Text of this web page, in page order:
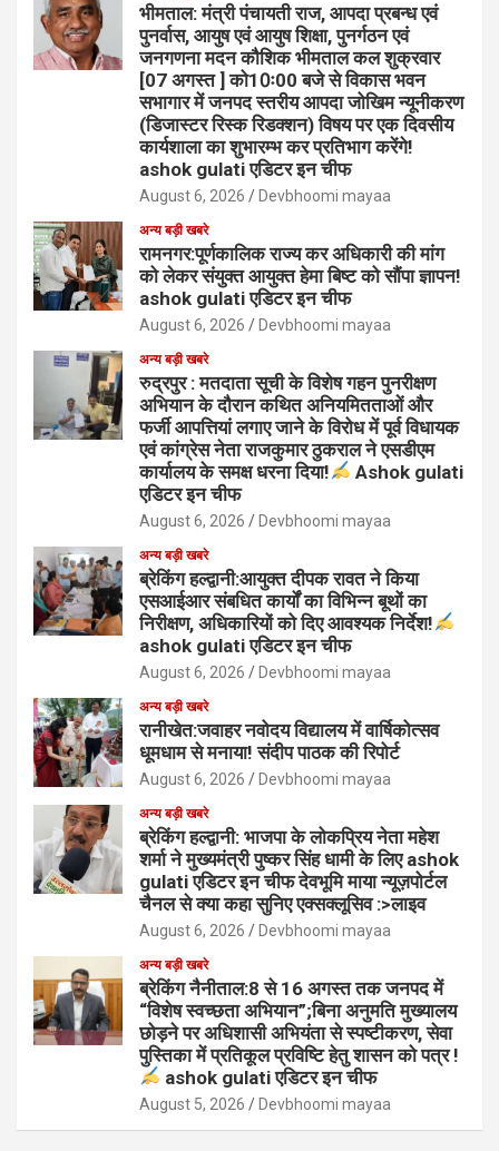
भीमताल: मंत्री पंचायती राज, आपदा प्रबन्ध एवं
पुनर्वास, आयुष एवं आयुष शिक्षा, पुनर्गठन एवं
जनगणना मदन कौशिक भीमताल कल शुक्रवार
[07 अगस्त ] को10ः00 बजे से विकास भवन
सभागार में जनपद स्तरीय आपदा जोखिम न्यूनीकरण
(डिजास्टर रिस्क रिडक्शन) विषय पर एक दिवसीय
कार्यशाला का शुभारम्भ कर प्रतिभाग करेंगे!
ashok gulati एडिटर इन चीफ
August 6, 2026 Devbhoomi mayaa
अन्य बड़ी खबरे
रामनगर:पूर्णकालिक राज्य कर अधिकारी की मांग
को लेकर संयुक्त आयुक्त हेमा बिष्ट को सौंपा ज्ञापन!
ashok gulati एडिटर इन चीफ
August 6, 2026 Devbhoomi mayaa
अन्य बड़ी खबरे
रुद्रपुर : मतदाता सूची के विशेष गहन पुनरीक्षण
अभियान के दौरान कथित अनियमितताओं और
फर्जी आपत्तियां लगाए जाने के विरोध में पूर्व विधायक
एवं कांग्रेस नेता राजकुमार ठुकराल ने एसडीएम
कार्यालय के समक्ष धरना दिया!
Ashok gulati
एडिटर इन चीफ
August 6, 2026 Devbhoomi mayaa
अन्य बड़ी खबरे
ब्रेकिंग हल्द्वानी:आयुक्त दीपक रावत ने किया
एसआईआर संबधित कार्यों का विभिन्न बूथों का
निरीक्षण, अधिकारियों को दिए आवश्यक निर्देश!
ashok gulati एडिटर इन चीफ
August 6, 2026 Devbhoomi mayaa
अन्य बड़ी खबरे
रानीखेत:जवाहर नवोदय विद्यालय में वार्षिकोत्सव
धूमधाम से मनाया! संदीप पाठक की रिपोर्ट
August 6, 2026 Devbhoomi mayaa
अन्य बड़ी खबरे
ब्रेकिंग हल्द्वानी: भाजपा के लोकप्रिय नेता महेश
शर्मा ने मुख्यमंत्री पुष्कर सिंह धामी के लिए ashok
gulati एडिटर इन चीफ देवभूमि माया न्यूज़पोर्टल
चैनल से क्या कहा सुनिए एक्सक्लूसिव :>लाइव
August 6, 2026 Devbhoomi mayaa
अन्य बड़ी खबरे
ब्रेकिंग नैनीताल:8 से 16 अगस्त तक जनपद में
“विशेष स्वच्छता अभियान”;बिना अनुमति मुख्यालय
छोड़ने पर अधिशासी अभियंता से स्पष्टीकरण, सेवा
पुस्तिका में प्रतिकूल प्रविष्टि हेतु शासन को पत्र !
ashok gulati एडिटर इन चीफ
August 5, 2026 Devbhoomi mayaa